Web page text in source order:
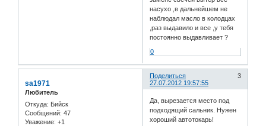
насухо ,в дальнейшем не
наблюдал масло в колодцах
,раз выдавило и все ,у тебя
постоянно выдавливает ?
0
Поделиться
3
27.07.2012 19:57:55
sa1971
Любитель
Откуда: Бийск
Сообщений: 47
Уважение: +1
Да, вырезается место под
подходящий сальник. Нужен
хороший автотокарь!